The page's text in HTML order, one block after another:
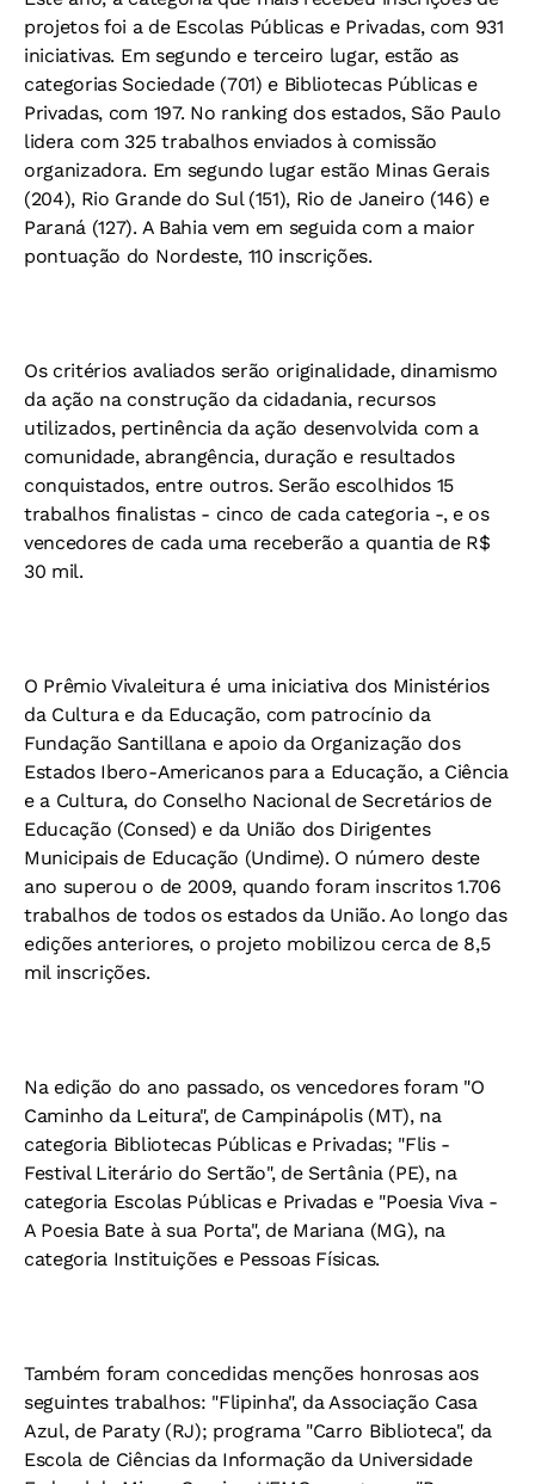
projetos foi a de Escolas Públicas e Privadas, com 931
iniciativas. Em segundo e terceiro lugar, estão as
categorias Sociedade (701) e Bibliotecas Públicas e
Privadas, com 197. No ranking dos estados, São Paulo
lidera com 325 trabalhos enviados à comissão
organizadora. Em segundo lugar estão Minas Gerais
(204), Rio Grande do Sul (151), Rio de Janeiro (146) e
Paraná (127). A Bahia vem em seguida com a maior
pontuação do Nordeste, 110 inscrições.
Os critérios avaliados serão originalidade, dinamismo
da ação na construção da cidadania, recursos
utilizados, pertinência da ação desenvolvida com a
comunidade, abrangência, duração e resultados
conquistados, entre outros. Serão escolhidos 15
trabalhos finalistas - cinco de cada categoria -, e os
vencedores de cada uma receberão a quantia de R$
30 mil.
O Prêmio Vivaleitura é uma iniciativa dos Ministérios
da Cultura e da Educação, com patrocínio da
Fundação Santillana e apoio da Organização dos
Estados Ibero-Americanos para a Educação, a Ciência
e a Cultura, do Conselho Nacional de Secretários de
Educação (Consed) e da União dos Dirigentes
Municipais de Educação (Undime). O número deste
ano superou o de 2009, quando foram inscritos 1.706
trabalhos de todos os estados da União. Ao longo das
edições anteriores, o projeto mobilizou cerca de 8,5
mil inscrições.
Na edição do ano passado, os vencedores foram "O
Caminho da Leitura", de Campinápolis (MT), na
categoria Bibliotecas Públicas e Privadas; "Flis -
Festival Literário do Sertão", de Sertânia (PE), na
categoria Escolas Públicas e Privadas e "Poesia Viva -
A Poesia Bate à sua Porta", de Mariana (MG), na
categoria Instituições e Pessoas Físicas.
Também foram concedidas menções honrosas aos
seguintes trabalhos: "Flipinha", da Associação Casa
Azul, de Paraty (RJ); programa "Carro Biblioteca", da
Escola de Ciências da Informação da Universidade